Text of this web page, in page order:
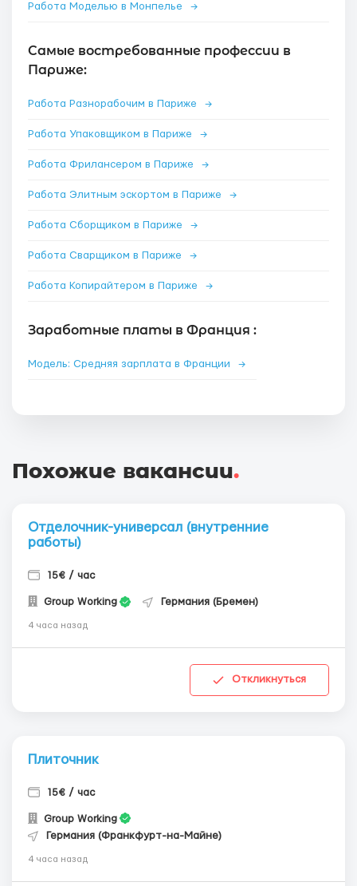
Работа Моделью в Монпелье →
Самые востребованные профессии в
Париже:
Работа Разнорабочим в Париже →
Работа Упаковщиком в Париже →
Работа Фрилансером в Париже →
Работа Элитным эскортом в Париже →
Работа Сборщиком в Париже →
Работа Сварщиком в Париже →
Работа Копирайтером в Париже →
Заработные платы в Франция :
Модель: Средняя зарплата в Франции →
Похожие вакансии.
Отделочник-универсал (внутренние
работы)
15€ / час
Group Working Германия (Бремен)
4 часа назад
Откликнуться
Плиточник
15€ / час
Group Working
Германия (Франкфурт-на-Майне)
4 часа назад